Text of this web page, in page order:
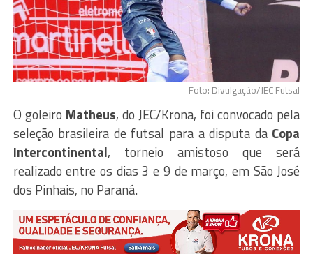
Foto: Divulgação/JEC Futsal
O goleiro Matheus, do JEC/Krona, foi convocado pela
seleção brasileira de futsal para a disputa da Copa
Intercontinental, torneio amistoso que será
realizado entre os dias 3 e 9 de março, em São José
dos Pinhais, no Paraná.